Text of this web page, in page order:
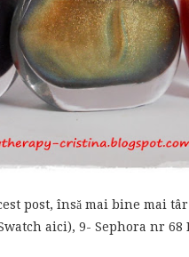
post, însă mai bine mai
aici), 9- Sephora nr